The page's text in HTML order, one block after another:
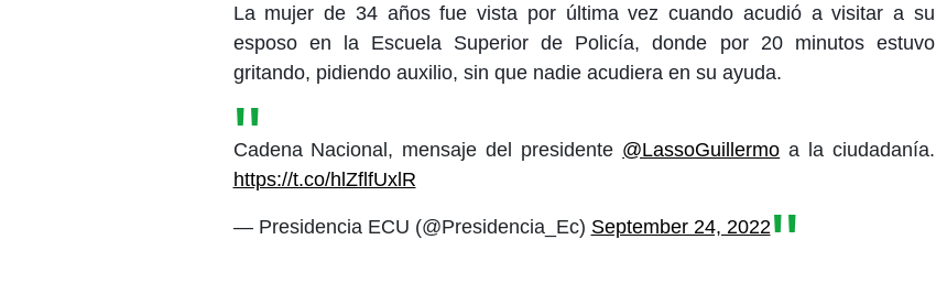
La mujer de 34 años fue vista por última vez cuando acudió a visitar a su
esposo en la Escuela Superior de Policía, donde por 20 minutos estuvo
gritando, pidiendo auxilio, sin que nadie acudiera en su ayuda.
Cadena Nacional, mensaje del presidente @LassoGuillermo a la ciudadanía.
https://t.co/hlZflfUxlR
— Presidencia ECU (@Presidencia_Ec) September 24, 2022